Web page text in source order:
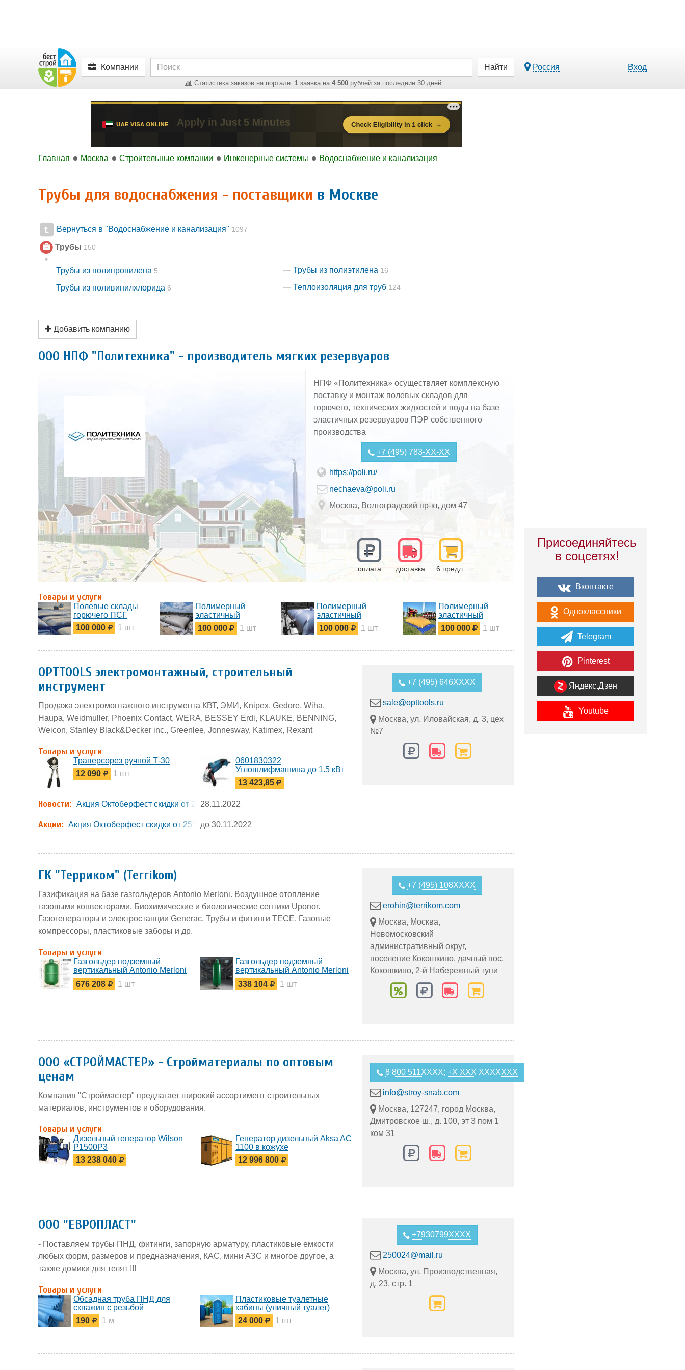
Компании
Статистика заказов на портале: 1 заявка на 4 500 рублей за последние 30 дней.
Найти Россия Вход
Главная Москва Строительные компании Инженерные системы Водоснабжение и канализация
Трубы для водоснабжения - поставщики в Москве
Вернуться в "Водоснабжение и канализация" 1097
Трубы 150
Трубы из полипропилена 5
Трубы из поливинилхлорида 6
Трубы из полиэтилена 16
Теплоизоляция для труб 124
Добавить компанию
ООО НПФ "Политехника" - производитель мягких резервуаров
НПФ «Политехника» осуществляет комплексную
поставку и монтаж полевых складов для
горючего, технических жидкостей и воды на базе
эластичных резервуаров ПЭР собственного
производства
+7 (495) 783-XX-XX
https://poli.ru/
nechaeva@poli.ru
Москва, Волгоградский пр-кт, дом 47
оплата доставка 6 предл.
Товары и услуги
Полевые склады
горючего ПСГ
100 000
1 шт
Полимерный
эластичный
резервуар ПЭР-Н
для хранения
100 000 1 шт
Полимерный
эластичный
резервуар ПЭР-В
для технической и
100 000 1 шт
Полимерный
эластичный
резервуар для
жидких удобрений
100 000 1 шт
OPTTOOLS электромонтажный, строительный
инструмент
Продажа электромонтажного инструмента КВТ, ЭМИ, Knipex, Gedore, Wiha,
Haupa, Weidmuller, Phoenix Contact, WERA, BESSEY Erdi, KLAUKE, BENNING,
Weicon, Stanley Black&Decker inc., Greenlee, Jonnesway, Katimex, Rexant
Товары и услуги
Траверсорез ручной Т-30
12 090
1 шт
0601830322
Углошлифмашина до 1.5 кВт
GWS 15-125 CIEH Bosch
13 423,85
Новости: Акция Октоберфест скидки от 25% до 87%
28.11.2022
Акции: Акция Октоберфест скидки от 25% до 87%
до 30.11.2022
+7 (495) 646XXXX
sale@opttools.ru
Москва, ул. Иловайская, д. 3, цех
№7
ГК "Терриком" (Terrikom)
Газификация на базе газгольдеров Antonio Merloni. Воздушное отопление
газовыми конвекторами. Биохимические и биологические септики Uponor.
Газогенераторы и электростанции Generac. Трубы и фитинги TECE. Газовые
компрессоры, пластиковые заборы и др.
Товары и услуги
Газгольдер подземный
вертикальный Antonio Merloni
5000 л
676 208 1 шт
Газгольдер подземный
вертикальный Antonio Merloni
2250 л
338 104 1 шт
+7 (495) 108XXXX
erohin@terrikom.com
Москва, Москва,
Новомосковский
административный округ,
поселение Кокошкино, дачный пос.
Кокошкино, 2-й Набережный тупи
ООО «СТРОЙМАСТЕР» - Стройматериалы по оптовым
ценам
Компания "Строймастер" предлагает широкий ассортимент строительных
материалов, инструментов и оборудования.
Товары и услуги
Дизельный генератор Wilson
P1500P3
13 238 040
Генератор дизельный Aksa AC
1100 в кожухе
12 996 800
8 800 511XXXX; +X XXX XXXXXXX
info@stroy-snab.com
Москва, 127247, город Москва,
Дмитровское ш., д. 100, эт 3 пом 1
ком 31
ООО "ЕВРОПЛАСТ"
- Поставляем трубы ПНД, фитинги, запорную арматуру, пластиковые емкости
любых форм, размеров и предназначения, КАС, мини АЗС и многое другое, а
также домики для телят !!!
Товары и услуги
Обсадная труба ПНД для
скважин с резьбой
190
1 м
Пластиковые туалетные
кабины (уличный туалет)
24 000
1 шт
+7930799XXXX
250024@mail.ru
Москва, ул. Производственная,
д. 23, стр. 1
Присоединяйтесь
в соцсетях!
Вконтакте
Одноклассники
Telegram
Pinterest
Яндекс.Дзен
Youtube